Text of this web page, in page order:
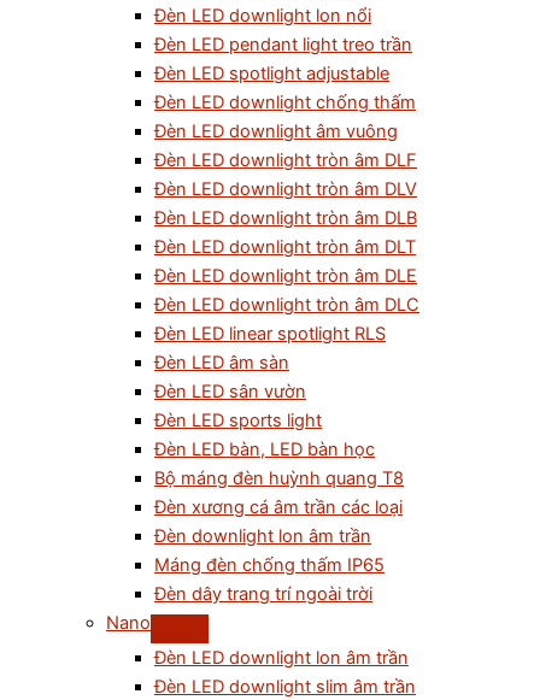
Đèn LED downlight lon nổi
Đèn LED pendant light treo trần
Đèn LED spotlight adjustable
Đèn LED downlight chống thấm
Đèn LED downlight âm vuông
Đèn LED downlight tròn âm DLF
Đèn LED downlight tròn âm DLV
Đèn LED downlight tròn âm DLB
Đèn LED downlight tròn âm DLT
Đèn LED downlight tròn âm DLE
Đèn LED downlight tròn âm DLC
Đèn LED linear spotlight RLS
Đèn LED âm sàn
Đèn LED sân vườn
Đèn LED sports light
Đèn LED bàn, LED bàn học
Bộ máng đèn huỳnh quang T8
Đèn xương cá âm trần các loại
Đèn downlight lon âm trần
Máng đèn chống thấm IP65
Đèn dây trang trí ngoài trời
Nano
Đèn LED downlight lon âm trần
Đèn LED downlight slim âm trần